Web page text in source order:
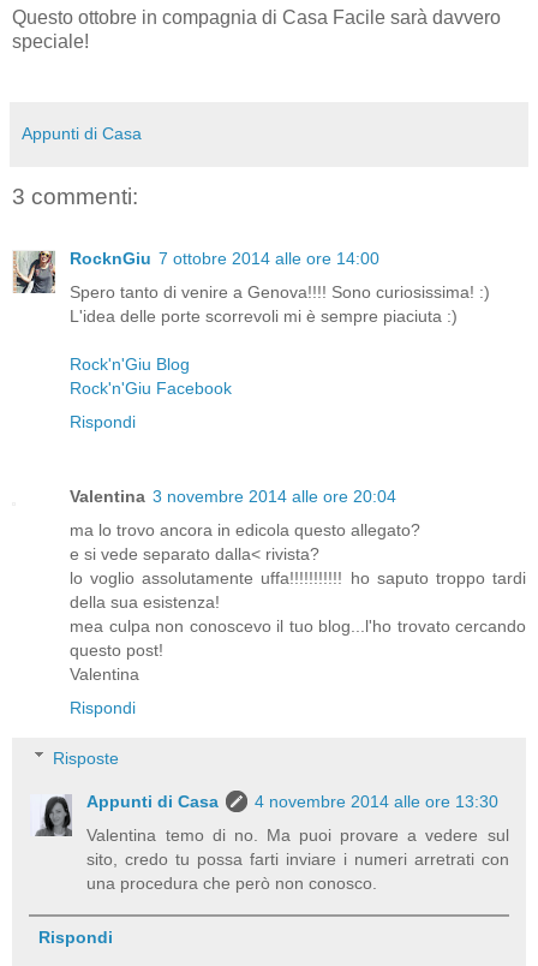
Questo ottobre in compagnia di Casa Facile sarà davvero
speciale!
Appunti di Casa
3 commenti:
RocknGiu 7 ottobre 2014 alle ore 14:00
Spero tanto di venire a Genova!!!! Sono curiosissima! :)
L'idea delle porte scorrevoli mi è sempre piaciuta :)
Rock'n'Giu Blog
Rock'n'Giu Facebook
Rispondi
Valentina 3 novembre 2014 alle ore 20:04
ma lo trovo ancora in edicola questo allegato?
e si vede separato dalla< rivista?
lo voglio assolutamente uffa!!!!!!!!!!! ho saputo troppo tardi
della sua esistenza!
mea culpa non conoscevo il tuo blog...l'ho trovato cercando
questo post!
Valentina
Rispondi
Risposte
Appunti di Casa
4 novembre 2014 alle ore 13:30
Valentina temo di no. Ma puoi provare a vedere sul
sito, credo tu possa farti inviare i numeri arretrati con
una procedura che però non conosco.
Rispondi